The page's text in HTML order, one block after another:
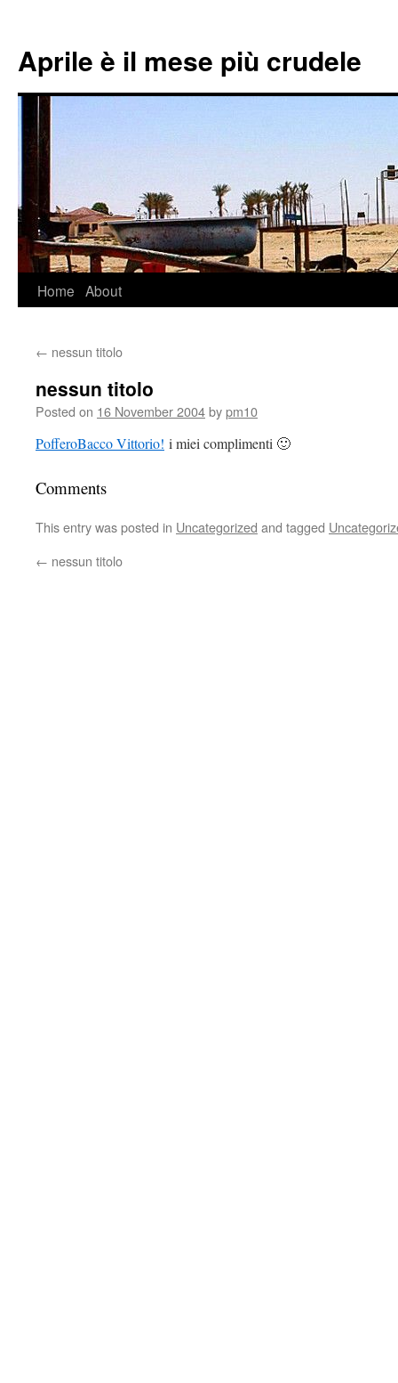
Aprile è il mese più crudele
Skip
content
Home About
← nessun titolo
nessun titolo
Posted on 16 November 2004bypm10
PofferoBacco Vittorio! i miei complimenti 🙂
Comments
This entry was posted in Uncategorized and tagged
← nessun titolo